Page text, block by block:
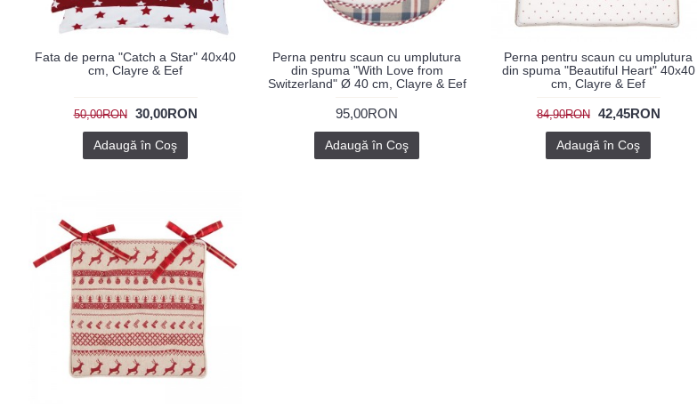
Fata de perna "Catch a Star" 40x40
cm, Clayre & Eef
50,00RON 30,00RON
Adaugă în Coş
Perna pentru scaun cu umplutura
din spuma "With Love from
Switzerland" Ø 40 cm, Clayre & Eef
95,00RON
Adaugă în Coş
Perna pentru scaun cu umplutura
din spuma "Beautiful Heart" 40x40
cm, Clayre & Eef
84,90RON 42,45RON
Adaugă în Coş